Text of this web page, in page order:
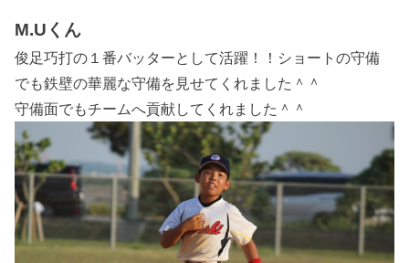
M.Uくん
俊足巧打の１番バッターとして活躍！！ショートの守備
でも鉄壁の華麗な守備を見せてくれました＾＾
守備面でもチームへ貢献してくれました＾＾